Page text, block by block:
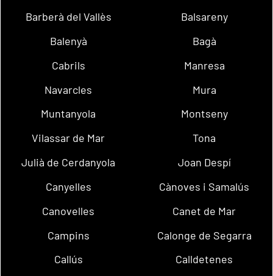
Barberà del Vallès
Balsareny
Balenyà
Bagà
Cabrils
Manresa
Navarcles
Mura
Muntanyola
Montseny
Vilassar de Mar
Tona
Julià de Cerdanyola
Joan Despí
Canyelles
Cànoves i Samalús
Canovelles
Canet de Mar
Campins
Calonge de Segarra
Callús
Calldetenes